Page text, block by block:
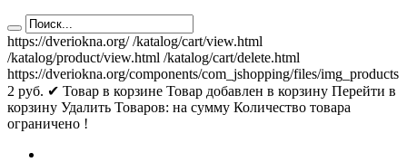
https://dveriokna.org/ /katalog/cart/view.html
/katalog/product/view.html /katalog/cart/delete.html
https://dveriokna.org/components/com_jshopping/files/img_products
2 руб. ✔ Товар в корзине Товар добавлен в корзину Перейти в
корзину Удалить Товаров: на сумму Количество товара
ограничено !